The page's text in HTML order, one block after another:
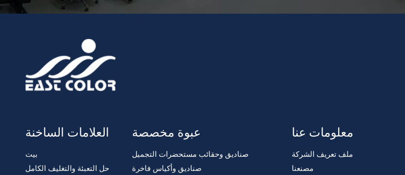
العلامات الساخنة
بيت
حل التعبئة والتغليف الكامل
عبوة مخصصة
صناديق وحقائب مستحضرات التجميل
صناديق وأكياس فاخرة
معلومات عنا
ملف تعريف الشركة
مصنعنا